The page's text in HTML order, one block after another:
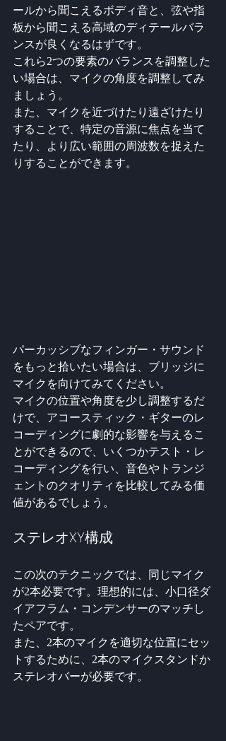
ールから聞こえるボディ音と、弦や指
板から聞こえる高域のディテールバラ
ンスが良くなるはずです。
これら2つの要素のバランスを調整した
い場合は、マイクの角度を調整してみ
ましょう。
また、マイクを近づけたり遠ざけたり
することで、特定の音源に焦点を当て
たり、より広い範囲の周波数を捉えた
りすることができます。
パーカッシブなフィンガー・サウンド
をもっと拾いたい場合は、ブリッジに
マイクを向けてみてください。
マイクの位置や角度を少し調整するだ
けで、アコースティック・ギターのレ
コーディングに劇的な影響を与えるこ
とができるので、いくつかテスト・レ
コーディングを行い、音色やトランジ
ェントのクオリティを比較してみる価
値があるでしょう。
ステレオXY構成
この次のテクニックでは、同じマイク
が2本必要です。理想的には、小口径ダ
イアフラム・コンデンサーのマッチし
たペアです。
また、2本のマイクを適切な位置にセッ
トするために、2本のマイクスタンドか
ステレオバーが必要です。